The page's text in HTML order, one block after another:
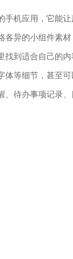
手机应用，它能
各异的小组件素
到适合自己的内
体等细节，甚至
待办事项记录